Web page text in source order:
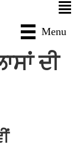
Menu
ਦੀ